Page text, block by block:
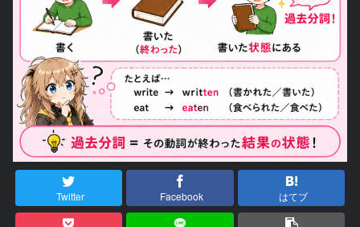
Twitter Facebook はてブ